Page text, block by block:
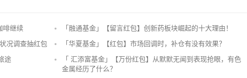
啡继续 「融通基金」【留言红包】创新药板块崛起的十大理由！
况调查抽红包 「华夏基金」【红包】市场回调时，补仓有没有效果？
途
「 汇添富基金」【万份红包】从默默无闻到表现抢眼，有色
金属经历了什么？